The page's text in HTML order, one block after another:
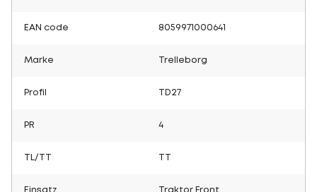
EAN code 8059971000641
Marke Trelleborg
Profil TD27
PR 4
TL/TT
Einsatz Traktor Front